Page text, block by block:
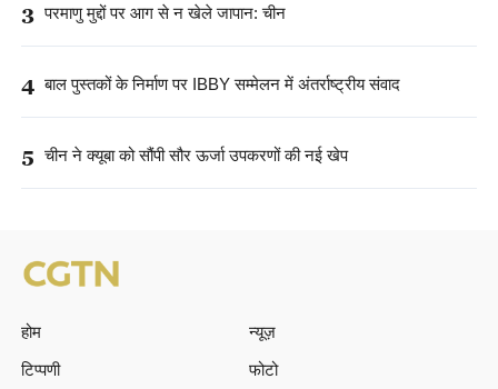
3 परमाणु मुद्दों पर आग से न खेले जापान: चीन
4 बाल पुस्तकों के निर्माण पर IBBY सम्मेलन में अंतर्राष्ट्रीय संवाद
5 चीन ने क्यूबा को सौंपी सौर ऊर्जा उपकरणों की नई खेप
होम
न्यूज़
टिप्पणी
फोटो